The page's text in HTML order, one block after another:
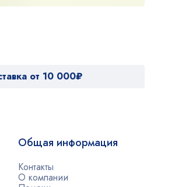
от 10 000₽
Общая информация
Контакты
О компании